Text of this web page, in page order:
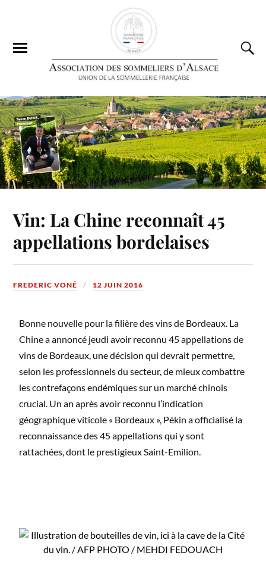
Vin: La Chine reconnaît 45
appellations bordelaises
FREDERIC VONÉ 12 JUIN 2016
Bonne nouvelle pour la filière des vins de Bordeaux. La
Chine a annoncé jeudi avoir reconnu 45 appellations de
vins de Bordeaux, une décision qui devrait permettre,
selon les professionnels du secteur, de mieux combattre
les contrefaçons endémiques sur un marché chinois
crucial. Un an après avoir reconnu l’indication
géographique viticole « Bordeaux », Pékin a officialisé la
reconnaissance des 45 appellations qui y sont
rattachées, dont le prestigieux Saint-Emilion.